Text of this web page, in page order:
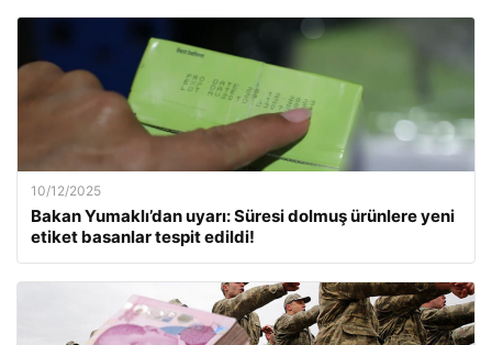
10/12/2025
Bakan Yumaklı’dan uyarı: Süresi dolmuş ürünlere yeni
etiket basanlar tespit edildi!